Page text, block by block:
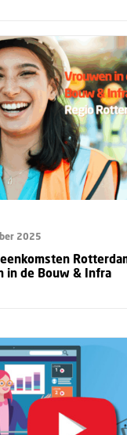
2025
in de Bouw & Infra